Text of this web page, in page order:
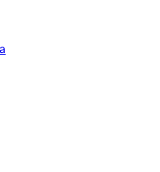
дегустация,
дополнительно
шато для прогулки и
денег, если будете
- волшебный гид, тонко
в какой момент что
дольше